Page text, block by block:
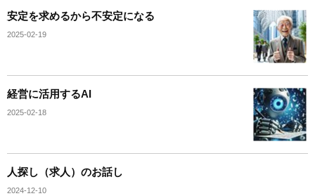
安定を求めるから不安定になる
2025-02-19
経営に活用するAI
2025-02-18
人探し（求人）のお話し
2024-12-10